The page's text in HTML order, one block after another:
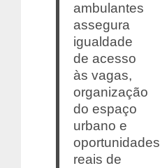
ambulantes
assegura
igualdade
de acesso
às vagas,
organização
do espaço
urbano e
oportunidades
reais de